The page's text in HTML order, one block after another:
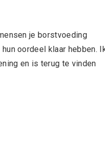
je borstvoeding
oordeel klaar hebben.
en is terug te vinden